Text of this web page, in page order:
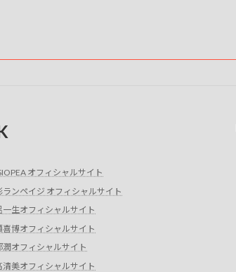
オフィシャルサイト
ランペイジ オフィシャルサイト
一生オフィシャルサイト
喜博オフィシャルサイト
潤オフィシャルサイト
清美オフィシャルサイト